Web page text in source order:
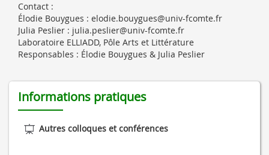
Contact :
Élodie Bouygues : elodie.bouygues@univ-fcomte.fr
Julia Peslier : julia.peslier@univ-fcomte.fr
Laboratoire ELLIADD, Pôle Arts et Littérature
Responsables : Élodie Bouygues & Julia Peslier
Informations pratiques
Autres colloques et conférences